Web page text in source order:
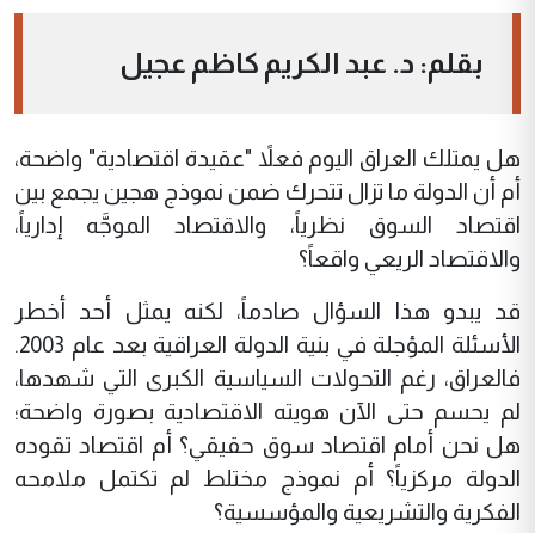
بقلم: د. عبد الكريم كاظم عجيل
هل يمتلك العراق اليوم فعلاً "عقيدة اقتصادية" واضحة،
أم أن الدولة ما تزال تتحرك ضمن نموذج هجين يجمع بين
اقتصاد السوق نظرياً، والاقتصاد الموجَّه إدارياً،
والاقتصاد الريعي واقعاً؟
قد يبدو هذا السؤال صادماً، لكنه يمثل أحد أخطر
الأسئلة المؤجلة في بنية الدولة العراقية بعد عام 2003.
فالعراق، رغم التحولات السياسية الكبرى التي شهدها،
لم يحسم حتى الآن هويته الاقتصادية بصورة واضحة؛
هل نحن أمام اقتصاد سوق حقيقي؟ أم اقتصاد تقوده
الدولة مركزياً؟ أم نموذج مختلط لم تكتمل ملامحه
الفكرية والتشريعية والمؤسسية؟